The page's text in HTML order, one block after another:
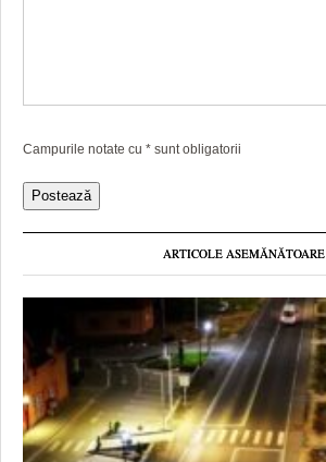
Campurile notate cu * sunt obligatorii
ARTICOLE ASEMĂNĂTOARE